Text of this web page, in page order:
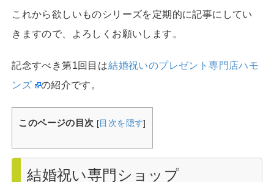
これから欲しいものシリーズを定期的に記事にしてい
きますので、よろしくお願いします。
記念すべき第1回目は結婚祝いのプレゼント専門店ハモ
ンズ
の紹介です。
このページの目次 [ 目次を隠す]
結婚祝い専門ショップ